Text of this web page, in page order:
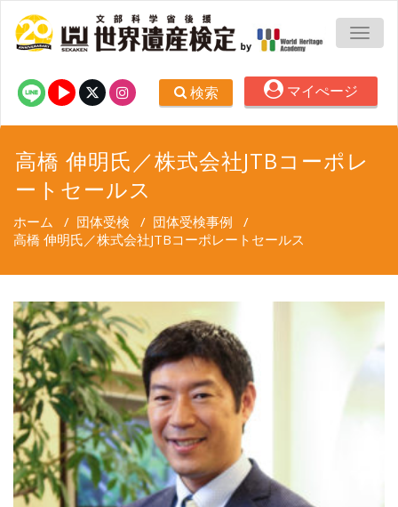
検索 マイぺージ
高橋 伸明氏／株式会社JTBコーポレ
ートセールス
ホーム / 団体受検 / 団体受検事例 /
高橋 伸明氏／株式会社JTBコーポレートセールス